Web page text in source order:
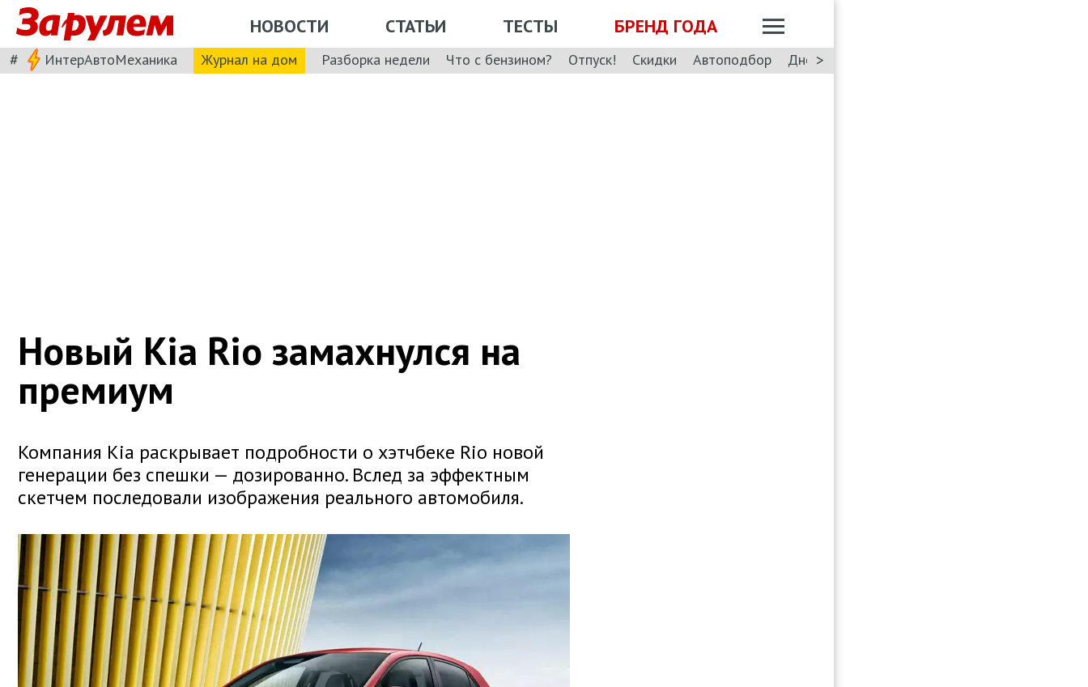
НОВОСТИ СТАТЬИ ТЕСТЫ БРЕНД ГОДА
# ИнтерАвтоМеханика Журнал на дом Разборка недели Что с бензином? Отпуск! Скидки Автоподбор Дневник: Лада Искра
>
Новый Kia Rio замахнулся на
премиум
Компания Kia раскрывает подробности о хэтчбеке Rio новой
генерации без спешки — дозированно. Вслед за эффектным
скетчем последовали изображения реального автомобиля.